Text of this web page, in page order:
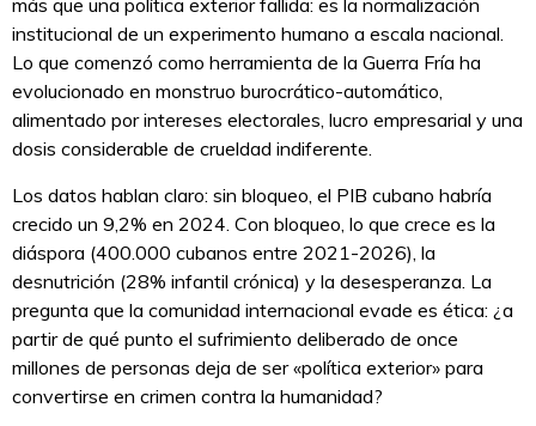
más que una política exterior fallida: es la normalización
institucional de un experimento humano a escala nacional.
Lo que comenzó como herramienta de la Guerra Fría ha
evolucionado en monstruo burocrático-automático,
alimentado por intereses electorales, lucro empresarial y una
dosis considerable de crueldad indiferente.
Los datos hablan claro: sin bloqueo, el PIB cubano habría
crecido un 9,2% en 2024. Con bloqueo, lo que crece es la
diáspora (400.000 cubanos entre 2021-2026), la
desnutrición (28% infantil crónica) y la desesperanza. La
pregunta que la comunidad internacional evade es ética: ¿a
partir de qué punto el sufrimiento deliberado de once
millones de personas deja de ser «política exterior» para
convertirse en crimen contra la humanidad?